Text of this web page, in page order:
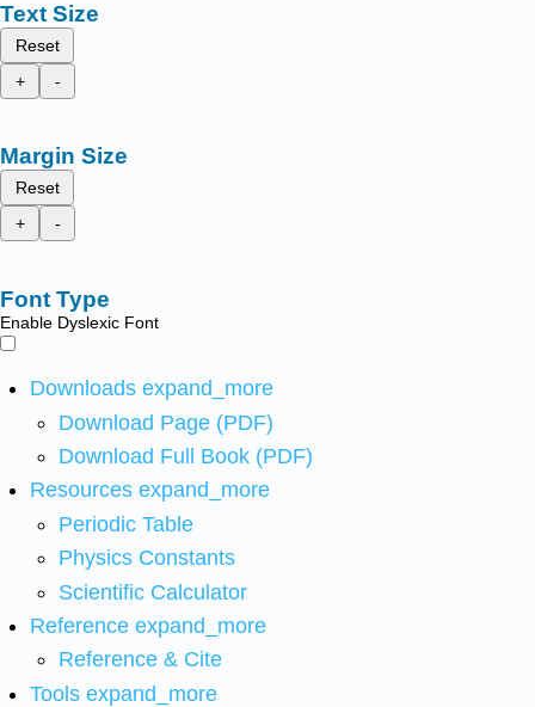
Text Size
Reset
+
-
Margin Size
Reset
+
-
Font Type
Enable Dyslexic Font
Downloads expand_more
Download Page (PDF)
Download Full Book (PDF)
Resources expand_more
Periodic Table
Physics Constants
Scientific Calculator
Reference expand_more
Reference & Cite
Tools expand_more